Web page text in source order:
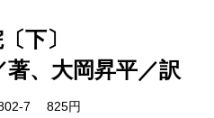
下〕
、大岡昇平／訳
7 825円